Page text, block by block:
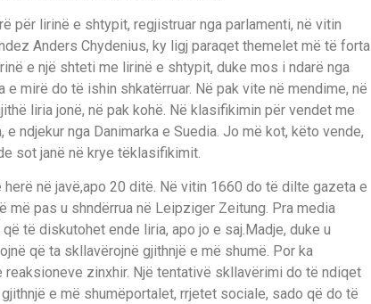
ë për lirinë e shtypit, regjistruar nga parlamenti, në vitin
z Anders Chydenius, ky ligj paraqet themelet më të forta
ë e një shteti me lirinë e shtypit, duke mos i ndarë nga
e mirë do të ishin shkatërruar. Në pak vite në mendime, në
ë liria jonë, në pak kohë. Në klasifikimin për vendet me
e ndjekur nga Danimarka e Suedia. Jo më kot, këto vende,
sot janë në krye tëklasifikimit.
herë në javë,apo 20 ditë. Në vitin 1660 do të dilte gazeta e
ë më pas u shndërrua në Leipziger Zeitung. Pra media
që të diskutohet ende liria, apo jo e saj. Madje, duke u
ë që ta skllavërojnë gjithnjë e më shumë. Por ka
reaksioneve zinxhir. Një tentativë skllavërimi do të ndiqet
ë e më shumëportalet, rrjetet sociale, sado që do të